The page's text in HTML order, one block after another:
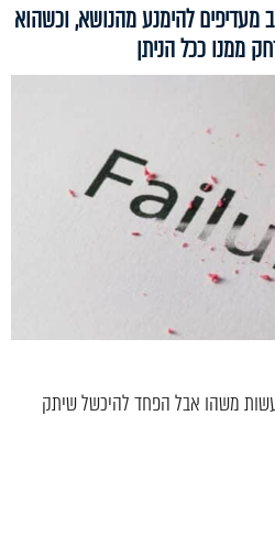
מעדיפים להימנע מהנושא, וכשהוא
ממנו ככל הניתן
משהו אבל הפחד להיכשל שיתק